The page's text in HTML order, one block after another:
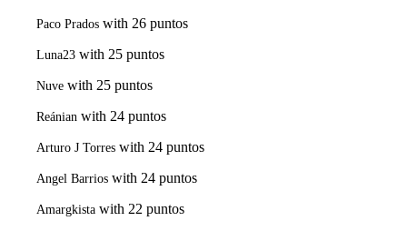
Paco Prados with 26 puntos
Luna23 with 25 puntos
Nuve with 25 puntos
Reánian with 24 puntos
Arturo J Torres with 24 puntos
Angel Barrios with 24 puntos
Amargkista with 22 puntos